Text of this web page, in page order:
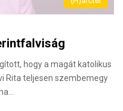
hogy a magát katolikus
Rita teljesen szembemegy